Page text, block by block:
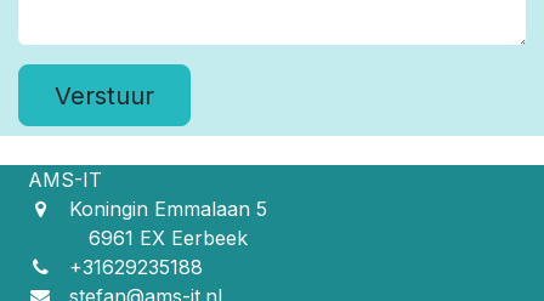
Verstuur
AMS-IT
Koningin Emmalaan 5
6961 EX Eerbeek
+31629235188